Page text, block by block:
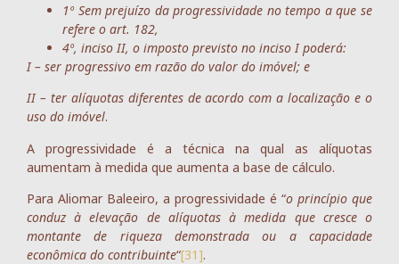
1º Sem prejuízo da progressividade no tempo a que se
refere o art. 182,
4º, inciso II, o imposto previsto no inciso I poderá:
I – ser progressivo em razão do valor do imóvel; e
II – ter alíquotas diferentes de acordo com a localização e o
uso do imóvel.
A progressividade é a técnica na qual as alíquotas
aumentam à medida que aumenta a base de cálculo.
Para Aliomar Baleeiro, a progressividade é “o princípio que
conduz à elevação de alíquotas à medida que cresce o
montante de riqueza demonstrada ou a capacidade
econômica do contribuinte“[31].